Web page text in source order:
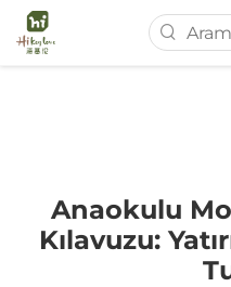
Hakkımızda
Anaokulu
Kılavuzu: